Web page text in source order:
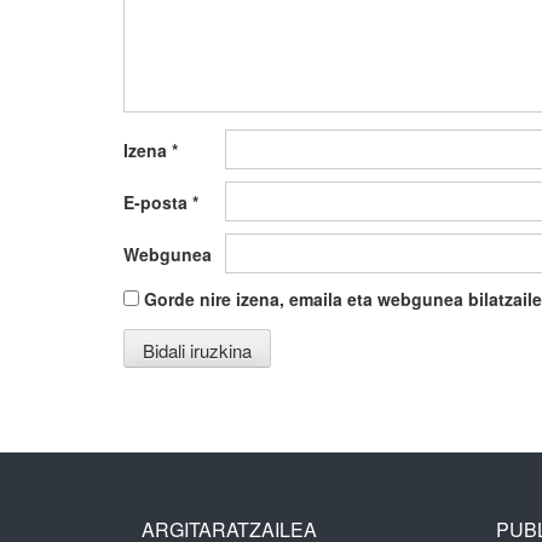
Izena *
E-posta *
Webgunea
Gorde nire izena, emaila eta webgunea
ARGITARATZAILEA